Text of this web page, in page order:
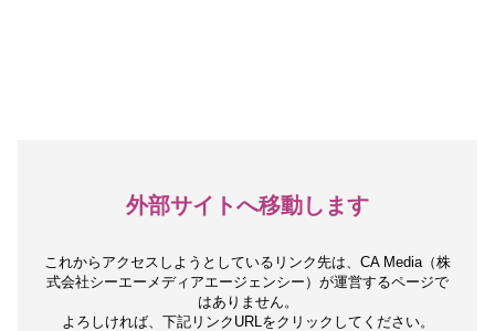
外部サイトへ移動します
これからアクセスしようとしているリンク先は、 CA Media（株
式会社シーエーメディアエージェンシー）が運営するページで
はありません。
よろしければ、下記リンクURLをクリックしてください。